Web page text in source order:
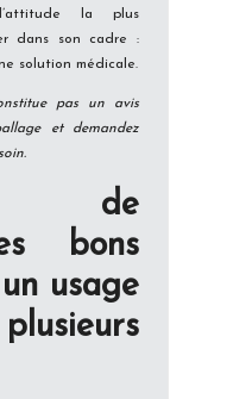
la plus
dans son cadre :
solution médicale.
pas un avis
et demandez
de
bons
usage